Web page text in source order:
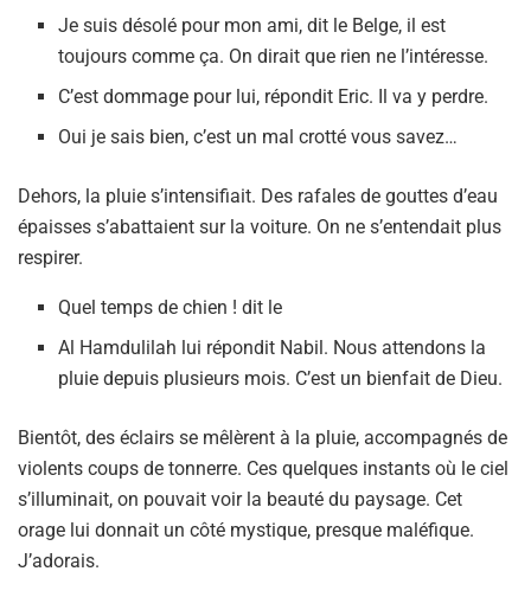
Je suis désolé pour mon ami, dit le Belge, il est
toujours comme ça. On dirait que rien ne l’intéresse.
C’est dommage pour lui, répondit Eric. Il va y perdre.
Oui je sais bien, c’est un mal crotté vous savez…
Dehors, la pluie s’intensifiait. Des rafales de gouttes d’eau
épaisses s’abattaient sur la voiture. On ne s’entendait plus
respirer.
Quel temps de chien ! dit le
Al Hamdulilah lui répondit Nabil. Nous attendons la
pluie depuis plusieurs mois. C’est un bienfait de Dieu.
Bientôt, des éclairs se mêlèrent à la pluie, accompagnés de
violents coups de tonnerre. Ces quelques instants où le ciel
s’illuminait, on pouvait voir la beauté du paysage. Cet
orage lui donnait un côté mystique, presque maléfique.
J’adorais.